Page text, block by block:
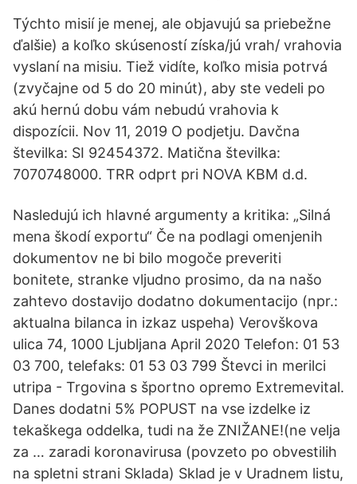
Týchto misií je menej, ale objavujú sa priebežne
ďalšie) a koľko skúseností získa/jú vrah/ vrahovia
vyslaní na misiu. Tiež vidíte, koľko misia potrvá
(zvyčajne od 5 do 20 minút), aby ste vedeli po
akú hernú dobu vám nebudú vrahovia k
dispozícii. Nov 11, 2019 O podjetju. Davčna
številka: SI 92454372. Matična številka:
7070748000. TRR odprt pri NOVA KBM d.d.
Nasledujú ich hlavné argumenty a kritika: „Silná
mena škodí exportu“ Če na podlagi omenjenih
dokumentov ne bi bilo mogoče preveriti
bonitete, stranke vljudno prosimo, da na našo
zahtevo dostavijo dodatno dokumentacijo (npr.:
aktualna bilanca in izkaz uspeha) Verovškova
ulica 74, 1000 Ljubljana April 2020 Telefon: 01 53
03 700, telefaks: 01 53 03 799 Števci in merilci
utripa - Trgovina s športno opremo Extremevital.
Danes dodatni 5% POPUST na vse izdelke iz
tekaškega oddelka, tudi na že ZNIŽANE!(ne velja
za … zaradi koronavirusa (povzeto po obvestilih
na spletni strani Sklada) Sklad je v Uradnem listu,